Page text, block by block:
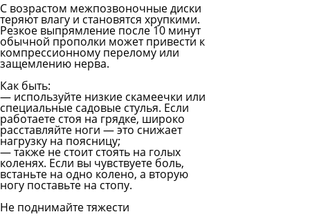
С возрастом межпозвоночные диски
теряют влагу и становятся хрупкими.
Резкое выпрямление после 10 минут
обычной прополки может привести к
компрессионному перелому или
защемлению нерва.
Как быть:
— используйте низкие скамеечки или
специальные садовые стулья. Если
работаете стоя на грядке, широко
расставляйте ноги — это снижает
нагрузку на поясницу;
— также не стоит стоять на голых
коленях. Если вы чувствуете боль,
встаньте на одно колено, а вторую
ногу поставьте на стопу.
Не поднимайте тяжести